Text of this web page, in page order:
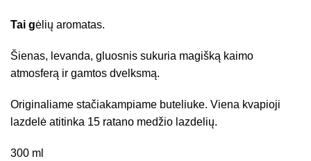
Tai gėlių aromatas.
Šienas, levanda, gluosnis sukuria magišką kaimo
atmosferą ir gamtos dvelksmą.
Originaliame stačiakampiame buteliuke. Viena kvapioji
lazdelė atitinka 15 ratano medžio lazdelių.
300 ml